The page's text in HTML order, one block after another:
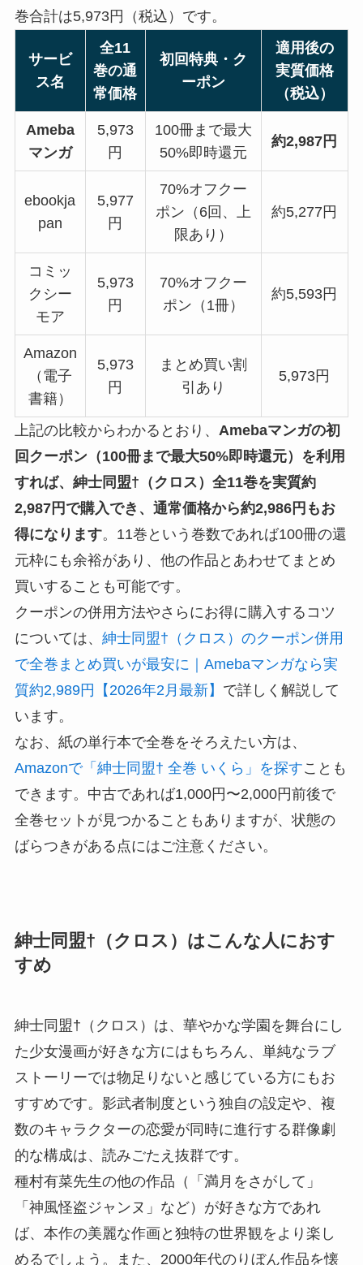
巻合計は5,973円（税込）です。
サービ
ス名
全11
巻の通
常価格
初回特典・ク
ーポン
適用後の
実質価格
（税込）
Ameba
マンガ
5,973
円
100冊まで最大
50%即時還元
約2,987円
ebookja
pan
5,977
円
70%オフクー
ポン（6回、上
限あり）
約5,277円
コミッ
クシー
モア
5,973
円
70%オフクー
ポン（1冊）
約5,593円
Amazon
（電子
書籍）
5,973
円
まとめ買い割
引あり
5,973円
上記の比較からわかるとおり、 Amebaマンガの初
回クーポン（100冊まで最大50%即時還元）を利用
すれば、紳士同盟†（クロス）全11巻を実質約
2,987円で購入でき、通常価格から約2,986円もお
得になります。11巻という巻数であれば100冊の還
元枠にも余裕があり、他の作品とあわせてまとめ
買いすることも可能です。
クーポンの併用方法やさらにお得に購入するコツ
については、 紳士同盟†（クロス）のクーポン併用
で全巻まとめ買いが最安に｜Amebaマンガなら実
質約2,989円【2026年2月最新】 で詳しく解説して
います。
なお、紙の単行本で全巻をそろえたい方は、
Amazonで「紳士同盟† 全巻 いくら」を探すことも
できます。中古であれば1,000円〜2,000円前後で
全巻セットが見つかることもありますが、状態の
ばらつきがある点にはご注意ください。
紳士同盟†（クロス）はこんな人におす
すめ
紳士同盟†（クロス）は、華やかな学園を舞台にし
た少女漫画が好きな方にはもちろん、単純なラブ
ストーリーでは物足りないと感じている方にもお
すすめです。影武者制度という独自の設定や、複
数のキャラクターの恋愛が同時に進行する群像劇
的な構成は、読みごたえ抜群です。
種村有菜先生の他の作品（「満月をさがして」
「神風怪盗ジャンヌ」など）が好きな方であれ
ば、本作の美麗な作画と独特の世界観をより楽し
めるでしょう。また、2000年代のりぼん作品を懐